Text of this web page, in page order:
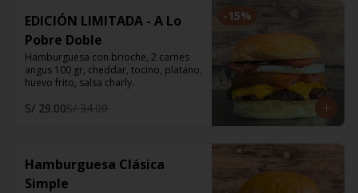
-15%
EDICIÓN LIMITADA - A Lo
Pobre Doble
Hamburguesa con brioche, 2 carnes
angus 100 gr, cheddar, tocino, platano,
huevo frito, salsa charly.
S/ 29.00S/ 34.00
Hamburguesa Clásica
Simple